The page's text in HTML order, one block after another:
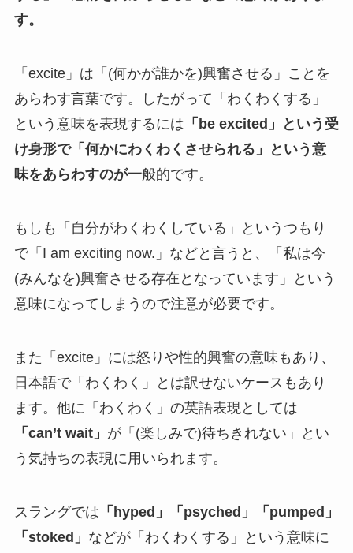
す。
「excite」は「(何かが誰かを)興奮させる」ことを
あらわす言葉です。したがって「わくわくする」
という意味を表現するには 「be excited」という受
け身形で「何かにわくわくさせられる」という意
味をあらわすのが一般的です。
もしも「自分がわくわくしている」というつもり
で「I am exciting now.」などと言うと、「私は今
(みんなを)興奮させる存在となっています」という
意味になってしまうので注意が必要です。
また「excite」には怒りや性的興奮の意味もあり、
日本語で「わくわく」とは訳せないケースもあり
ます。他に「わくわく」の英語表現としては
「can’t wait」 が「(楽しみで)待ちきれない」とい
う気持ちの表現に用いられます。
スラングでは 「hyped」「psyched」「pumped」
「stoked」 などが「わくわくする」という意味に